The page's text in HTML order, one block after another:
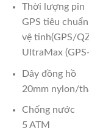
Thời lượng pin
GPS tiêu
vệ tinh(GPS/
UltraMax
Dây đồng hồ
20mm nylon/
Chống nước
5 ATM